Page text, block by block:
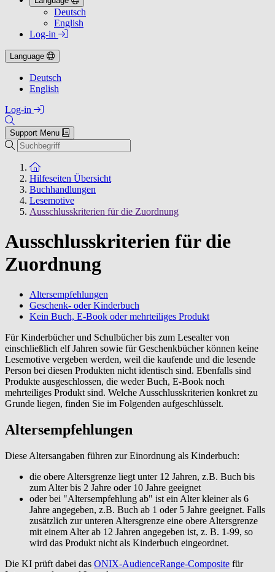
Deutsch
English
Log-in
Language
Deutsch
English
Log-in
Support Menu
Suchen
Zur Startseite
Hilfeseiten Übersicht
Buchhandlungen
Lesemotive
Ausschlusskriterien für die Zuordnung
Ausschlusskriterien für die
Zuordnung
Altersempfehlungen
Geschenk- oder Kinderbuch
Kein Buch, E-Book oder mehrteiliges Produkt
Für Kinderbücher und Schulbücher bis zum Lesealter von
einschließlich elf Jahren sowie für Geschenkbücher können keine
Lesemotive vergeben werden, weil die kaufende und die lesende
Person bei diesen Produkten nicht identisch sind. Ebenfalls sind
Produkte ausgeschlossen, die weder Buch, E-Book noch
mehrteiliges Produkt sind. Welche Ausschlusskriterien konkret zu
Grunde liegen, finden Sie im Folgenden aufgeschlüsselt.
Altersempfehlungen
Diese Altersangaben führen zur Einordnung als Kinderbuch:
die obere Altersgrenze liegt unter 12 Jahren, z.B. Buch bis
zum Alter bis 2 Jahre oder 10 Jahre geeignet
oder bei "Altersempfehlung ab" ist ein Alter kleiner als 6
Jahre angegeben, z.B. Buch ab 1 oder 5 Jahre geeignet. Falls
zusätzlich zur unteren Altersgrenze eine obere Altersgrenze
mit einem Alter ab 12 Jahren angegeben ist, z. B. 1-99, so
wird das Produkt nicht als Kinderbuch eingeordnet.
Die KI prüft dabei das ONIX-AudienceRange-Composite für